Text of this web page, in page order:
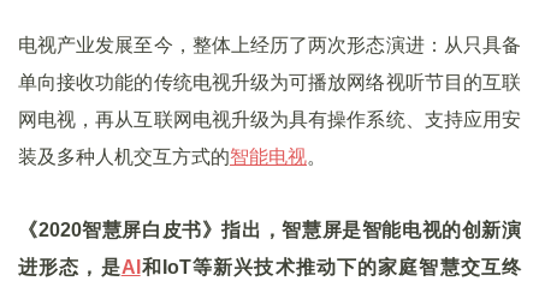
电视产业发展至今，整体上经历了两次形态演进：从只具备
单向接收功能的传统电视升级为可播放网络视听节目的互联
网电视，再从互联网电视升级为具有操作系统、支持应用安
装及多种人机交互方式的智能电视。
《2020智慧屏白皮书》指出，智慧屏是智能电视的创新演
进形态，是AI 和IoT等新兴技术推动下的家庭智慧交互终